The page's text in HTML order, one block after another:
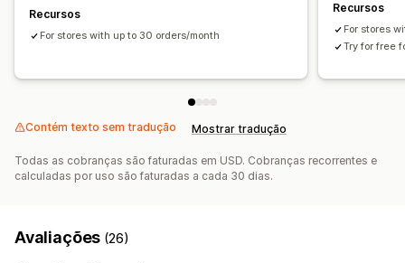
Recursos
For stores with up to 30 orders/month
Recursos
For stores
Try for free
Contém texto sem tradução Mostrar tradução
Todas as cobranças são faturadas em USD. Cobranças recorrentes e
calculadas por uso são faturadas a cada 30 dias.
Avaliações (26)